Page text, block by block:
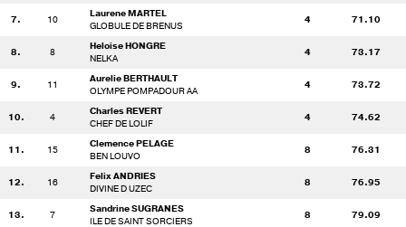
7. 10
Laurene MARTEL
GLOBULE DE BRENUS
4 71.10
8. 8
Heloise HONGRE
NELKA
4 73.17
9. 11
Aurelie BERTHAULT
OLYMPE POMPADOUR AA
4 73.72
10. 4
Charles REVERT
CHEF DE LOLIF
4 74.62
11. 15
Clemence PELAGE
BEN LOUVO
8 76.31
12. 16
Felix ANDRIES
DIVINE D UZEC
8 76.95
13. 7
Sandrine SUGRANES
ILE DE SAINT SORCIERS
8 79.09